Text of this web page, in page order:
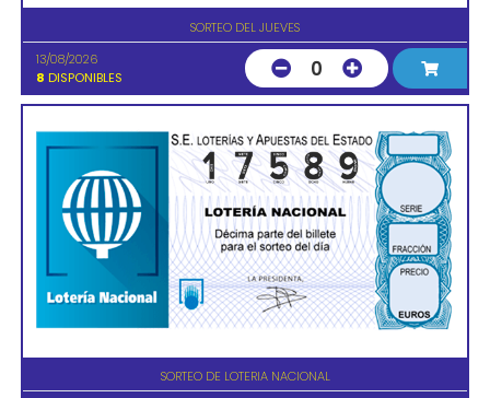
SORTEO DEL JUEVES
13/08/2026
8 DISPONIBLES 0
SORTEO DE LOTERIA NACIONAL